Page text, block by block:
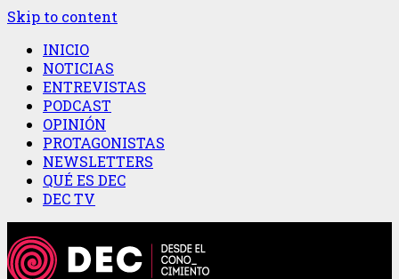
Skip to content
INICIO
NOTICIAS
ENTREVISTAS
PODCAST
OPINIÓN
PROTAGONISTAS
NEWSLETTERS
QUÉ ES DEC
DEC TV